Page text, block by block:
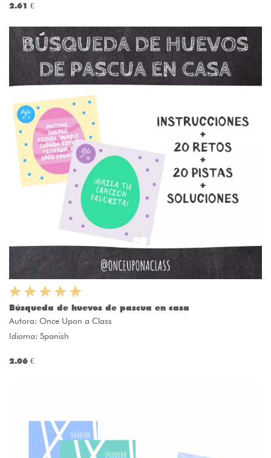
2.61 €
Búsqueda de huevos de pascua en casa
Autora: Once Upon a Class
Idioma: Spanish
2.06 €